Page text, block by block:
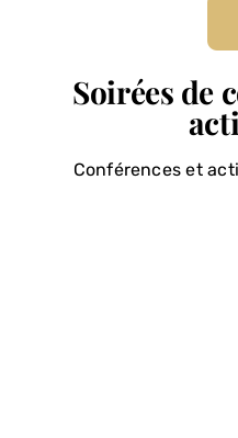
Soirées de
Conférences et